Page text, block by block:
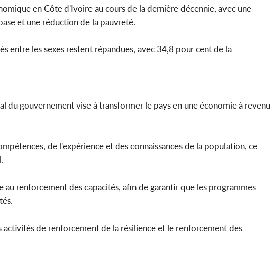
en Côte d'Ivoire au cours de la dernière décennie, avec une
et une réduction de la pauvreté.
entre les sexes restent répandues, avec 34,8 pour cent de la
gouvernement vise à transformer le pays en une économie à revenu
de l'expérience et des connaissances de la population, ce
renforcement des capacités, afin de garantir que les programmes
de renforcement de la résilience et le renforcement des